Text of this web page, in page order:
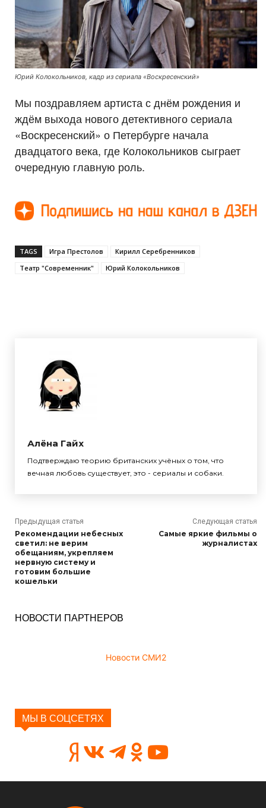
Юрий Колокольников, кадр из сериала «Воскресенский»
Мы поздравляем артиста с днём рождения и
ждём выхода нового детективного сериала
«Воскресенский» о Петербурге начала
двадцатого века, где Колокольников сыграет
очередную главную роль.
TAGS Игра Престолов
Кирилл Серебренников
Театр "Современник"
Юрий Колокольников
Алёна Гайх
Подтверждаю теорию британских учёных о том, что
вечная любовь существует, это - сериалы и собаки.
Предыдущая статья
Рекомендации небесных
светил: не верим
обещаниям, укрепляем
нервную систему и
готовим большие
кошельки
Следующая статья
Самые яркие фильмы о
журналистах
НОВОСТИ ПАРТНЕРОВ
Новости СМИ2
МЫ В СОЦСЕТЯХ